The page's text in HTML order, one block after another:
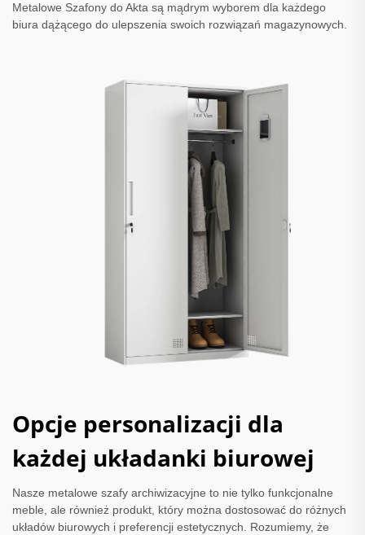
Metalowe Szafony do Akta są mądrym wyborem dla każdego
biura dążącego do ulepszenia swoich rozwiązań magazynowych.
Opcje personalizacji dla
każdej układanki biurowej
Nasze metalowe szafy archiwizacyjne to nie tylko funkcjonalne
meble, ale również produkt, który można dostosować do różnych
układów biurowych i preferencji estetycznych. Rozumiemy, że